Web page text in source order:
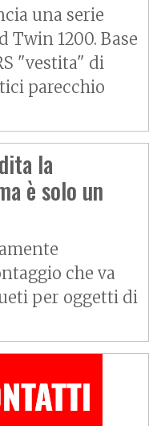
una serie
Twin 1200. Base
"vestita" di
parecchio
la
è solo un
che va
per oggetti di